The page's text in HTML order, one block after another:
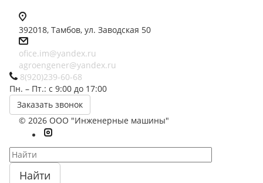
392018, Тамбов, ул. Заводская 50
ofice.im@yandex.ru
agroengener@yandex.ru
8(920)239-60-68
Пн. – Пт.: с 9:00 до 17:00
Заказать звонок
© 2026 ООО "Инженерные машины"
Найти